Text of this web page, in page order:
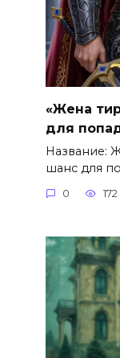
«Жена
для
Название:
шанс для
0 172